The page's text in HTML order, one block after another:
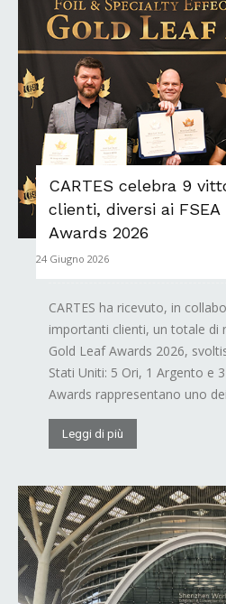
CARTES celebra 9
clienti, diversi ai FSEA
Awards 2026
24 Giugno 2026
CARTES ha ricevuto, in
importanti clienti, un totale di
Gold Leaf Awards 2026,
Stati Uniti: 5 Ori, 1 Argento e
Awards rappresentano uno
Leggi di più